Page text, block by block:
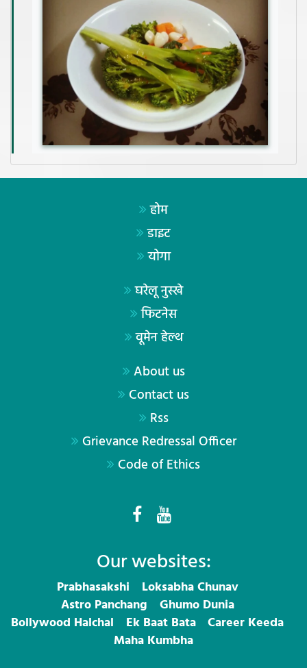
होम
डाइट
योगा
घरेलू नुस्खे
फिटनेस
वूमेन हेल्थ
About us
Contact us
Rss
Grievance Redressal Officer
Code of Ethics
Our websites:
Prabhasakshi
Loksabha Chunav
Astro Panchang
Ghumo Dunia
Bollywood Halchal
Ek Baat Bata
Career Keeda
Maha Kumbha